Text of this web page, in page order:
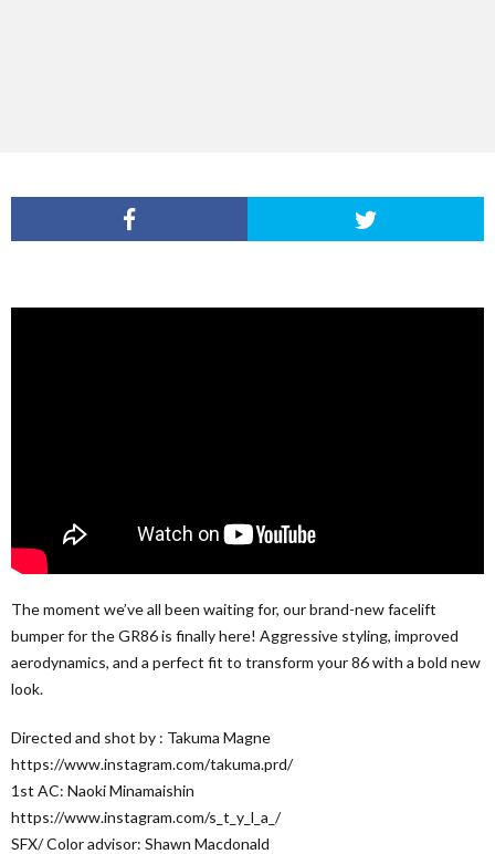
The moment we’ve all been waiting for, our brand-new facelift
bumper for the GR86 is finally here! Aggressive styling, improved
aerodynamics, and a perfect fit to transform your 86 with a bold new
look.
Directed and shot by : Takuma Magne
https://www.instagram.com/takuma.prd/
1st AC: Naoki Minamaishin
https://www.instagram.com/s_t_y_l_a_/
SFX/ Color advisor: Shawn Macdonald